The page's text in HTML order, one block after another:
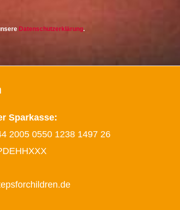
Datenschutzerklärung.
Sparkasse:
2005 0550 1238 1497 26